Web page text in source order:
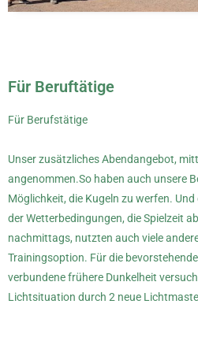
Für Beruftätige
Für Berufstätige
Unser zusätzliches Abendangebot,
angenommen.So haben auch unsere
Möglichkeit, die Kugeln zu werfen.
der Wetterbedingungen, die Spielzeit
nachmittags, nutzten auch viele
Trainingsoption. Für die
verbundene frühere Dunkelheit
Lichtsituation durch 2 neue